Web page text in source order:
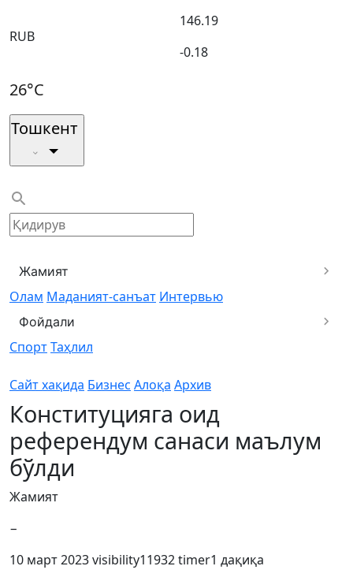
RUB
146.19
-0.18
26°C
Тошкент
Жамият
Олам Маданият-санъат Интервью
Фойдали
СпортТаҳлил
Сайт хақида Бизнес Алоқа Архив
Конституцияга оид
референдум санаси маълум
бўлди
Жамият
−
10 март 2023visibility11932timer1 дақиқа